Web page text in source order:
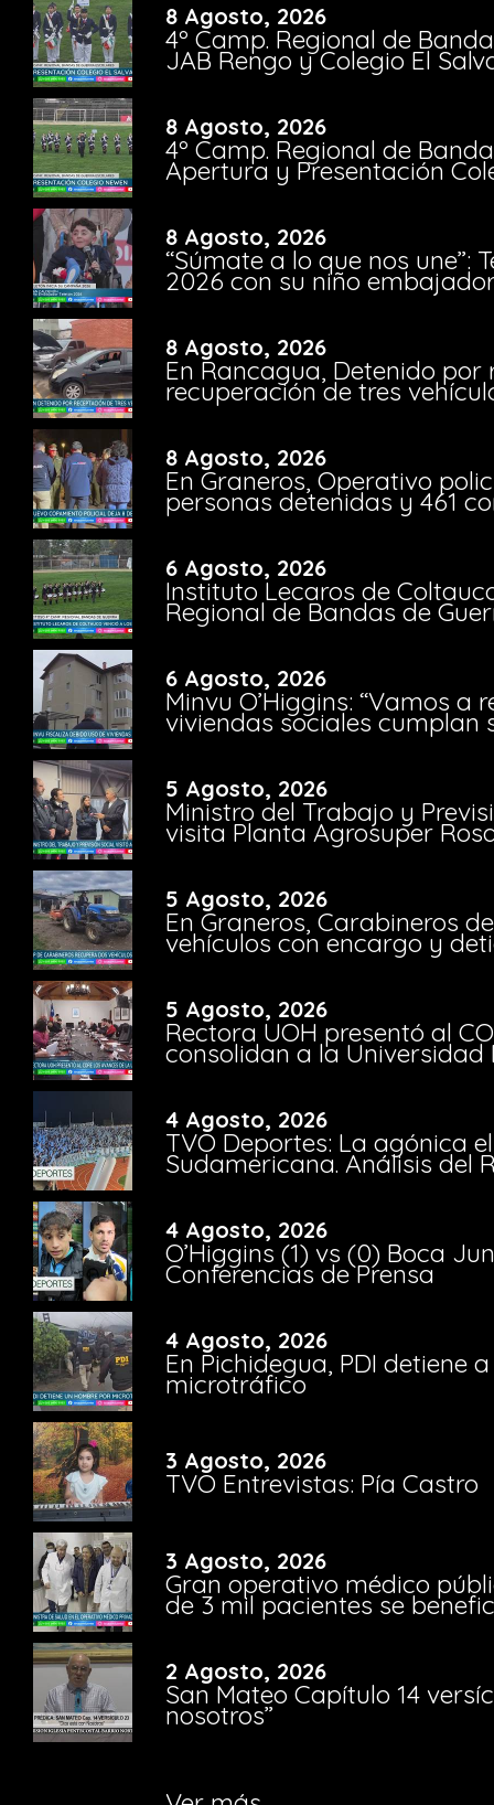
8 Agosto, 2026
4º Camp. Regional de
JAB Rengo y Colegio El
8 Agosto, 2026
4º Camp. Regional de
Apertura y Presentación
8 Agosto, 2026
“Súmate a lo que nos une”:
2026 con su niño
8 Agosto, 2026
En Rancagua, Detenido por
recuperación de tres
8 Agosto, 2026
En Graneros, Operativo
personas detenidas y 461
6 Agosto, 2026
Instituto Lecaros de
Regional de Bandas de
6 Agosto, 2026
Minvu O’Higgins: “Vamos a
viviendas sociales cumplan
5 Agosto, 2026
Ministro del Trabajo y
visita Planta Agrosuper
5 Agosto, 2026
En Graneros, Carabineros
vehículos con encargo y
5 Agosto, 2026
Rectora UOH presentó al
consolidan a la Universidad
4 Agosto, 2026
TVO Deportes: La agónica
Sudamericana. Análisis del
4 Agosto, 2026
O’Higgins (1) vs (0) Boca
Conferencias de Prensa
4 Agosto, 2026
En Pichidegua, PDI detiene
microtráfico
3 Agosto, 2026
TVO Entrevistas: Pía Castro
3 Agosto, 2026
Gran operativo médico
de 3 mil pacientes se
2 Agosto, 2026
San Mateo Capítulo 14
nosotros”